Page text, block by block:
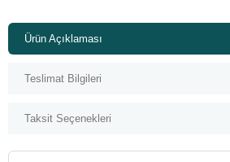
Ürün Açıklaması
Teslimat Bilgileri
Taksit Seçenekleri